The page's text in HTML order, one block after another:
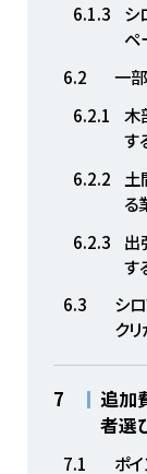
6.1.3
シ
ペ
6.2
一
6.2.1
木
す
6.2.2
土
る
6.2.3
出
す
6.3
シ
ク
7
追加
者選
7.1 ポ